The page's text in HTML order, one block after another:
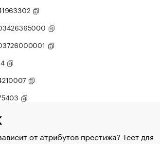
от атрибутов престижа? Тест для